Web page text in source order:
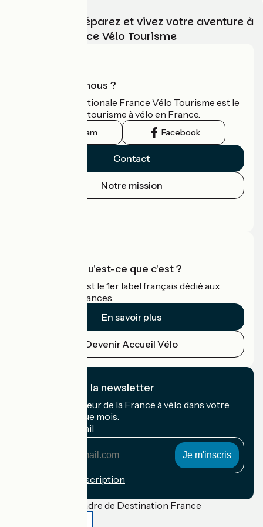
Choisissez, préparez et vivez votre aventure à
vélo avec France Vélo Tourisme
Qui sommes-nous ?
L'association nationale France Vélo Tourisme est le
guide officiel du tourisme à vélo en France.
Instagram Facebook
Contact
Notre mission
Accueil Vélo qu'est-ce que c'est ?
Accueil Vélo c'est le 1er label français dédié aux
cyclistes en vacances.
En savoir plus
Devenir Accueil Vélo
Je m'abonne à la newsletter
Recevez le meilleur de la France à vélo dans votre
boîte mail chaque mois.
Mon adresse mail
Conditions d'inscription
Financé dans le cadre de Destination France